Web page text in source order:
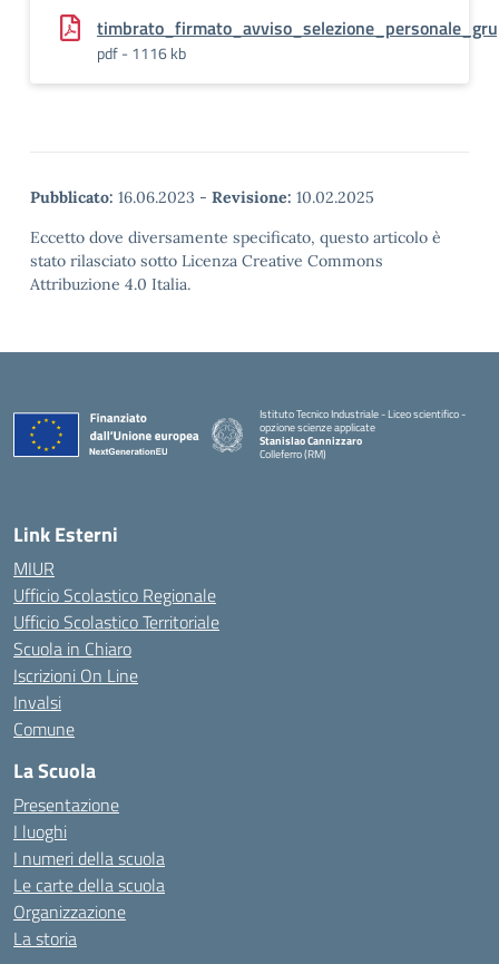
pdf - 1116 kb
Pubblicato: 16.06.2023 - Revisione: 10.02.2025
Eccetto dove diversamente specificato, questo articolo è
stato rilasciato sotto Licenza Creative Commons
Attribuzione 4.0 Italia.
Istituto Tecnico Industriale - Liceo scientifico -
opzione scienze applicate
Stanislao Cannizzaro
Colleferro (RM)
Link Esterni
MIUR
Ufficio Scolastico Regionale
Ufficio Scolastico Territoriale
Scuola in Chiaro
Iscrizioni On Line
Invalsi
Comune
La Scuola
Presentazione
I luoghi
I numeri della scuola
Le carte della scuola
Organizzazione
La storia